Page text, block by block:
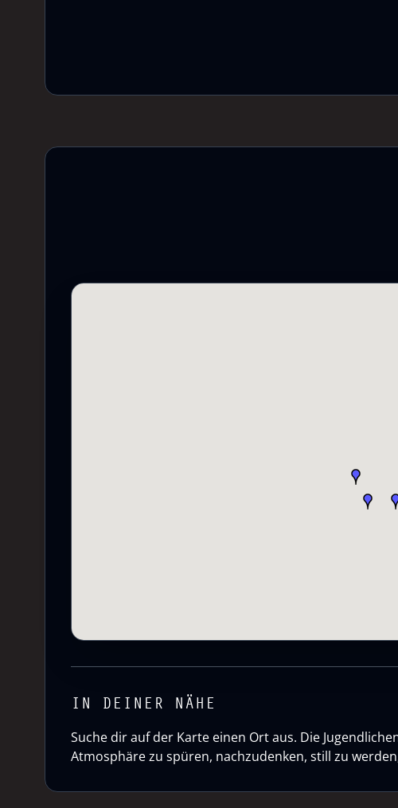
IN DEINER NÄHE
Suche dir auf der Karte einen Ort aus. Die
Atmosphäre zu spüren, nachzudenken, still zu